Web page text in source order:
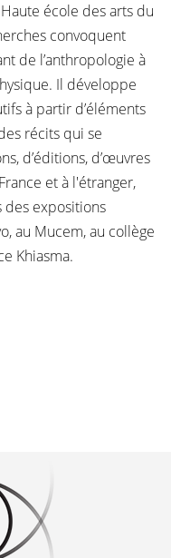
école des arts du
convoquent
de l’anthropologie à
Il développe
à partir d’éléments
récits qui se
d’éditions, d’œuvres
et à l'étranger,
des expositions
au Mucem, au collège
Khiasma.